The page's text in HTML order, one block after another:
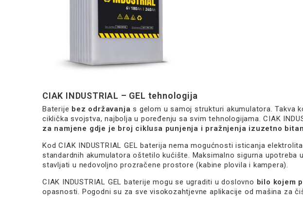
CIAK INDUSTRIAL – GEL tehnologija
Baterije bez održavanja s gelom u samoj strukturi akumulatora. Takva
ciklička svojstva, najbolja u poređenju sa svim tehnologijama. CIAK
za namjene gdje je broj ciklusa punjenja i pražnjenja izuzetno
Kod CIAK INDUSTRIAL GEL baterija nema mogućnosti isticanja
standardnih akumulatora oštetilo kućište. Maksimalno sigurna upotreba
stavljati u nedovoljno prozračene prostore (kabine plovila i kampera).
CIAK INDUSTRIAL GEL baterije mogu se ugraditi u doslovno bilo kojem
opasnosti. Pogodni su za sve visokozahtjevne aplikacije od mašina za